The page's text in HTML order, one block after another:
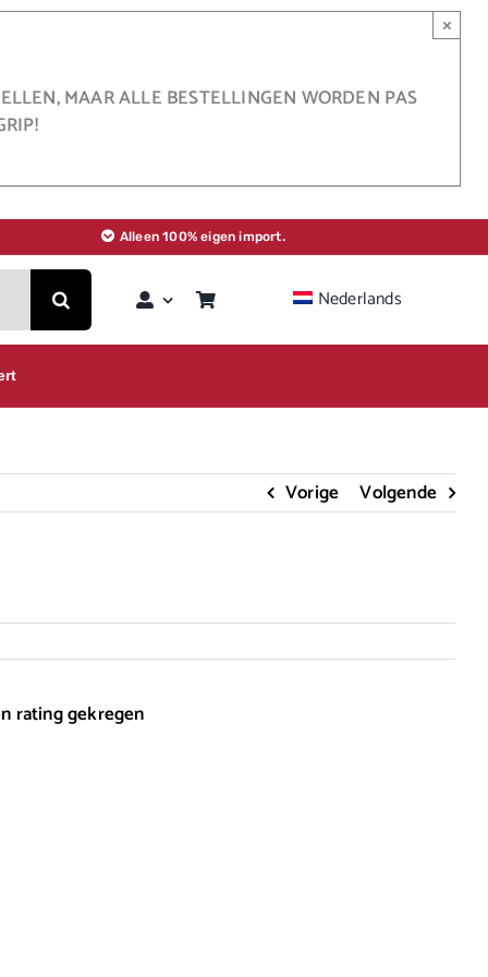
MAAR ALLE BESTELLINGEN WORDEN PAS
×
Alleen 100% eigen import.
Nederlands
Vorige Volgende
rating gekregen